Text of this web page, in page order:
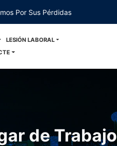
Por Sus Pérdidas
LESIÓN LABORAL
de Trabajo